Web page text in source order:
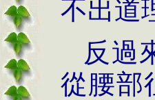
不出道
反過
從腰部